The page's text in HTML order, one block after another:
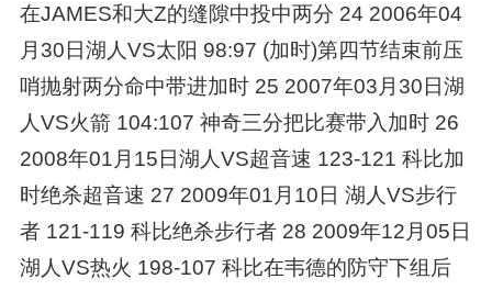
在JAMES和大Z的缝隙中投中两分 24 2006年04
月30日湖人VS太阳 98:97 (加时)第四节结束前压
哨抛射两分命中带进加时 25 2007年03月30日湖
人VS火箭 104:107 神奇三分把比赛带入加时 26
2008年01月15日湖人VS超音速 123-121 科比加
时绝杀超音速 27 2009年01月10日 湖人VS步行
者 121-119 科比绝杀步行者 28 2009年12月05日
湖人VS热火 198-107 科比在韦德的防守下组后